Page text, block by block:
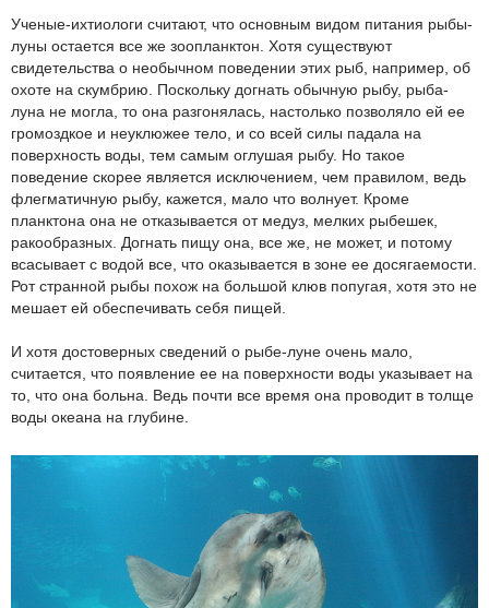
Ученые-ихтиологи считают, что основным видом питания рыбы-
луны остается все же зоопланктон. Хотя существуют
свидетельства о необычном поведении этих рыб, например, об
охоте на скумбрию. Поскольку догнать обычную рыбу, рыба-
луна не могла, то она разгонялась, настолько позволяло ей ее
громоздкое и неуклюжее тело, и со всей силы падала на
поверхность воды, тем самым оглушая рыбу. Но такое
поведение скорее является исключением, чем правилом, ведь
флегматичную рыбу, кажется, мало что волнует. Кроме
планктона она не отказывается от медуз, мелких рыбешек,
ракообразных. Догнать пищу она, все же, не может, и потому
всасывает с водой все, что оказывается в зоне ее досягаемости.
Рот странной рыбы похож на большой клюв попугая, хотя это не
мешает ей обеспечивать себя пищей.
И хотя достоверных сведений о рыбе-луне очень мало,
считается, что появление ее на поверхности воды указывает на
то, что она больна. Ведь почти все время она проводит в толще
воды океана на глубине.